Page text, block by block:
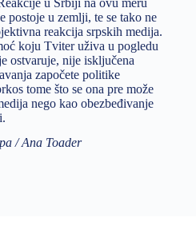
u Srbiji na ovu meru
postoje u zemlji, te se tako ne
reakcija srpskih medija.
koju Tviter uživa u pogledu
ostvaruje, nije isključena
započete politike
tome što se ona pre može
nego kao obezbeđivanje
/ Ana Toader